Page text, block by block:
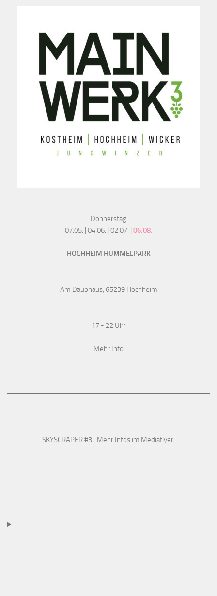
Donnerstag
07.05. | 04.06. | 02.07. | 06.08.
HOCHHEIM HUMMELPARK
Am Daubhaus, 65239 Hochheim
17 - 22 Uhr
Mehr Info
SKYSCRAPER #3 -Mehr Infos im Mediaflyer.